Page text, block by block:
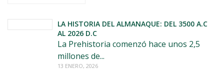
LA HISTORIA DEL ALMANAQUE: DEL 3500 A.C
AL 2026 D.C
La Prehistoria comenzó hace unos 2,5
millones de...
13 ENERO, 2026